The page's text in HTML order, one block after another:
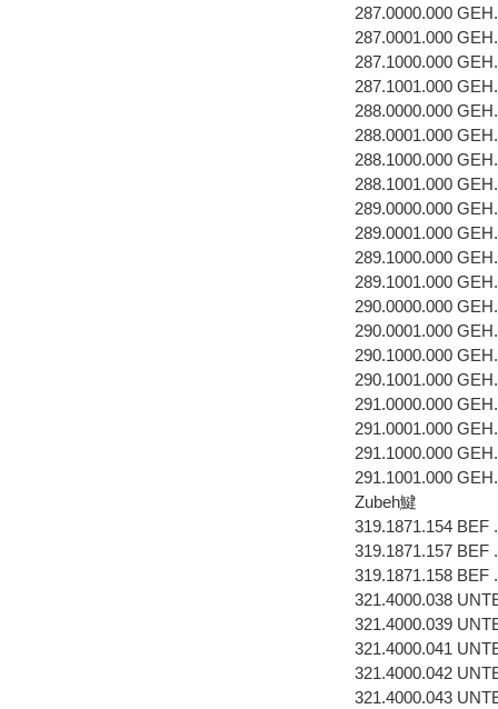
287.0000.000
287.0001.000
287.1000.000
287.1001.000
288.0000.000
288.0001.000
288.1000.000
288.1001.000
289.0000.000
289.0001.000
289.1000.000
289.1001.000
290.0000.000
290.0001.000
290.1000.000
290.1001.000
291.0000.000
291.0001.000
291.1000.000
291.1001.000
Zubeh鰎
319.1871.154
319.1871.157
319.1871.158
321.4000.038
321.4000.039
321.4000.041
321.4000.042
321.4000.043